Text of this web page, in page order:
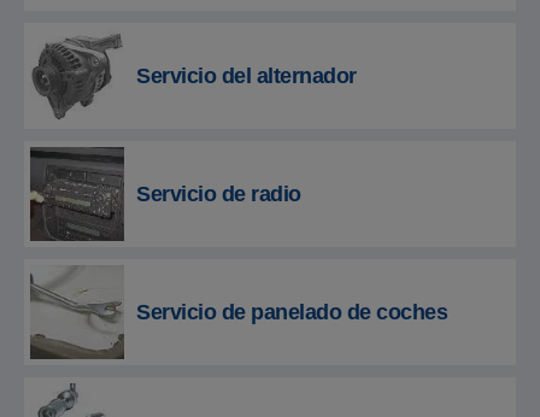
Servicio del alternador
Servicio de radio
Servicio de panelado de coches